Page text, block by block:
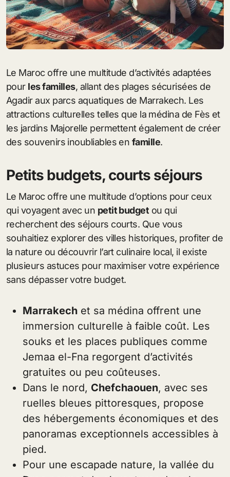
Le Maroc offre une multitude d’activités adaptées
pour les familles, allant des plages sécurisées de
Agadir aux parcs aquatiques de Marrakech. Les
attractions culturelles telles que la médina de Fès et
les jardins Majorelle permettent également de créer
des souvenirs inoubliables en famille.
Petits budgets, courts séjours
Le Maroc offre une multitude d’options pour ceux
qui voyagent avec un petit budget ou qui
recherchent des séjours courts. Que vous
souhaitiez explorer des villes historiques, profiter de
la nature ou découvrir l’art culinaire local, il existe
plusieurs astuces pour maximiser votre expérience
sans dépasser votre budget.
Marrakech et sa médina offrent une
immersion culturelle à faible coût. Les
souks et les places publiques comme
Jemaa el-Fna regorgent d’activités
gratuites ou peu coûteuses.
Dans le nord, Chefchaouen, avec ses
ruelles bleues pittoresques, propose
des hébergements économiques et des
panoramas exceptionnels accessibles à
pied.
Pour une escapade nature, la vallée du